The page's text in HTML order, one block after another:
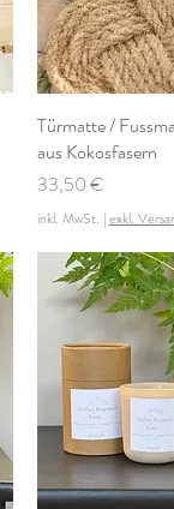
Türmatte /
aus Kokosfasern
Preis
33,50 €
inkl. MwSt. |exkl.